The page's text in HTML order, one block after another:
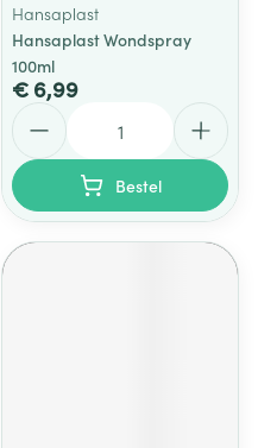
Hansaplast
Hansaplast Wondspray
100ml
€ 6,99
Bestel